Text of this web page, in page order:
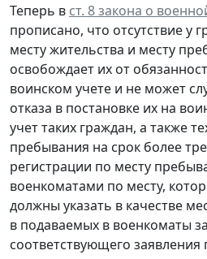
Теперь в ст. 8 закона о
прописано, что отсутствие у
месту жительства и месту
освобождает их от
воинском учете и не может
отказа в постановке их на
учет таких граждан, а также
пребывания на срок более
регистрации по месту
военкоматами по месту,
должны указать в качестве
в подаваемых в военкоматы
соответствующего заявления